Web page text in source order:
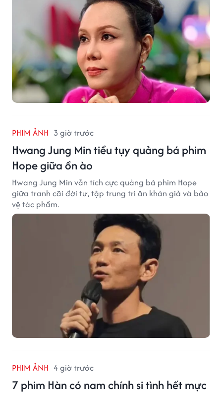
PHIM ẢNH 3 giờ trước
Hwang Jung Min tiều tụy quảng bá phim
Hope giữa ồn ào
Hwang Jung Min vẫn tích cực quảng bá phim Hope
giữa tranh cãi đời tư, tập trung tri ân khán giả và bảo
vệ tác phẩm.
PHIM ẢNH 4 giờ trước
7 phim Hàn có nam chính si tình hết mực